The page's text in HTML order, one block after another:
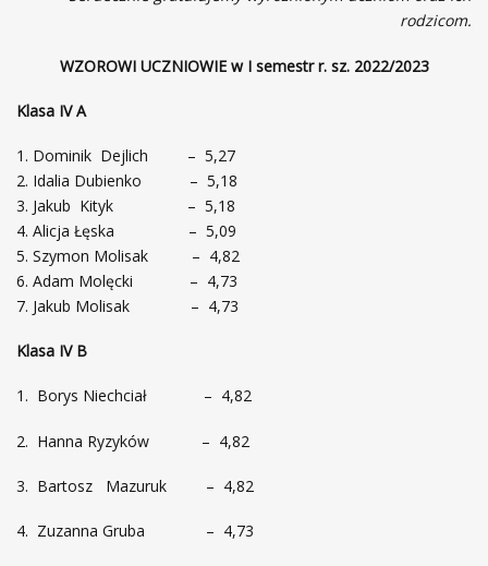
rodzicom.
WZOROWI UCZNIOWIE w I semestr r. sz. 2022/2023
Klasa IV A
Dominik Dejlich – 5,27
Idalia Dubienko – 5,18
Jakub Kityk – 5,18
Alicja Łęska – 5,09
Szymon Molisak – 4,82
Adam Molęcki – 4,73
Jakub Molisak – 4,73
Klasa IV B
1. Borys Niechciał – 4,82
2. Hanna Ryzyków – 4,82
3. Bartosz Mazuruk – 4,82
4. Zuzanna Gruba – 4,73